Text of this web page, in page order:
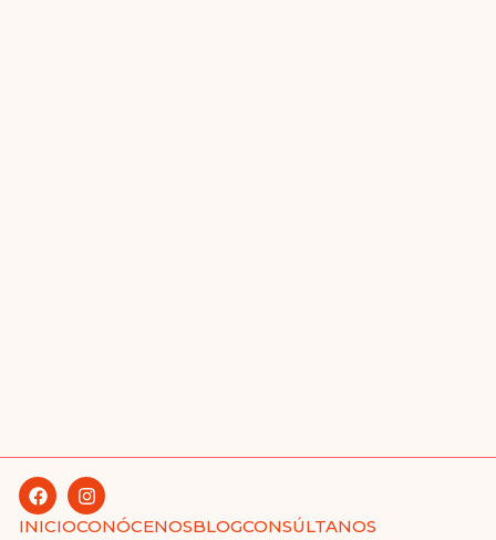
INICIOCONÓCENOSBLOGCONSÚLTANOS